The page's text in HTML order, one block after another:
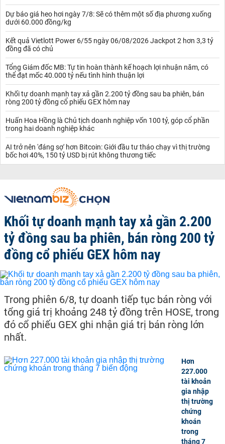
Dự báo giá heo hơi ngày 7/8: Sẽ có thêm một số địa phương xuống
dưới 60.000 đồng/kg
Kết quả Vietlott Power 6/55 ngày 06/08/2026 Jackpot 2 hơn 3,3 tỷ
đồng đã có chủ
Tổng Giám đốc MB: Tự tin hoàn thành kế hoạch lợi nhuận năm, có
thể đạt mốc 40.000 tỷ nếu tình hình thuận lợi
Khối tự doanh mạnh tay xả gần 2.200 tỷ đồng sau ba phiên, bán
ròng 200 tỷ đồng cổ phiếu GEX hôm nay
Huấn Hoa Hồng là Chủ tịch doanh nghiệp vốn 100 tỷ, góp cổ phần
trong hai doanh nghiệp khác
AI trở nên 'đáng sợ' hơn Bitcoin: Giới đầu tư tháo chạy vì thị trường
bốc hơi 40%, 150 tỷ USD bị rút không thương tiếc
Khối tự doanh mạnh tay xả gần 2.200
tỷ đồng sau ba phiên, bán ròng 200 tỷ
đồng cổ phiếu GEX hôm nay
Trong phiên 6/8, tự doanh tiếp tục bán ròng với
tổng giá trị khoảng 248 tỷ đồng trên HOSE, trong
đó cổ phiếu GEX ghi nhận giá trị bán ròng lớn
nhất.
Hơn
227.000
tài khoản
gia nhập
thị trường
chứng
khoán
trong
tháng 7